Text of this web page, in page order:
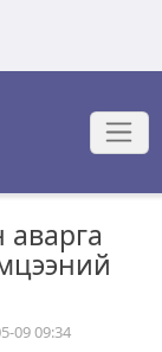
09 09:34